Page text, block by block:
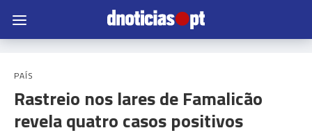
PAÍS
Rastreio nos lares de Famalicão
revela quatro casos positivos